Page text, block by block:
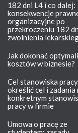
182 dni L4 i co dalej:
konsekwencje
organizacyjne po
przekroczeniu 182
zwolnienia
Jak dokonać
kosztów w biznesie?
Cel stanowiska
określić cel i zadania
konkretnym
pracy w firmie
Umowa o pracę ze